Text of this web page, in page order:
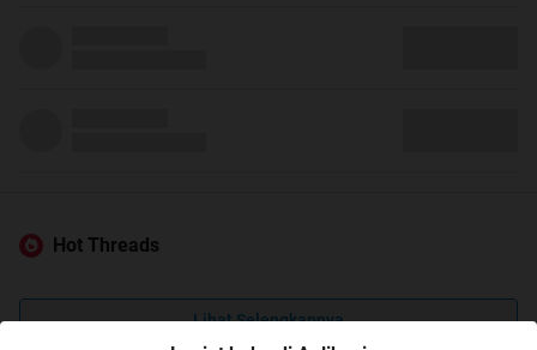
Hot Threads
Lihat Selengkapnya